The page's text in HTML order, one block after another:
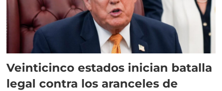
Veinticinco estados inician batalla
legal contra los aranceles de